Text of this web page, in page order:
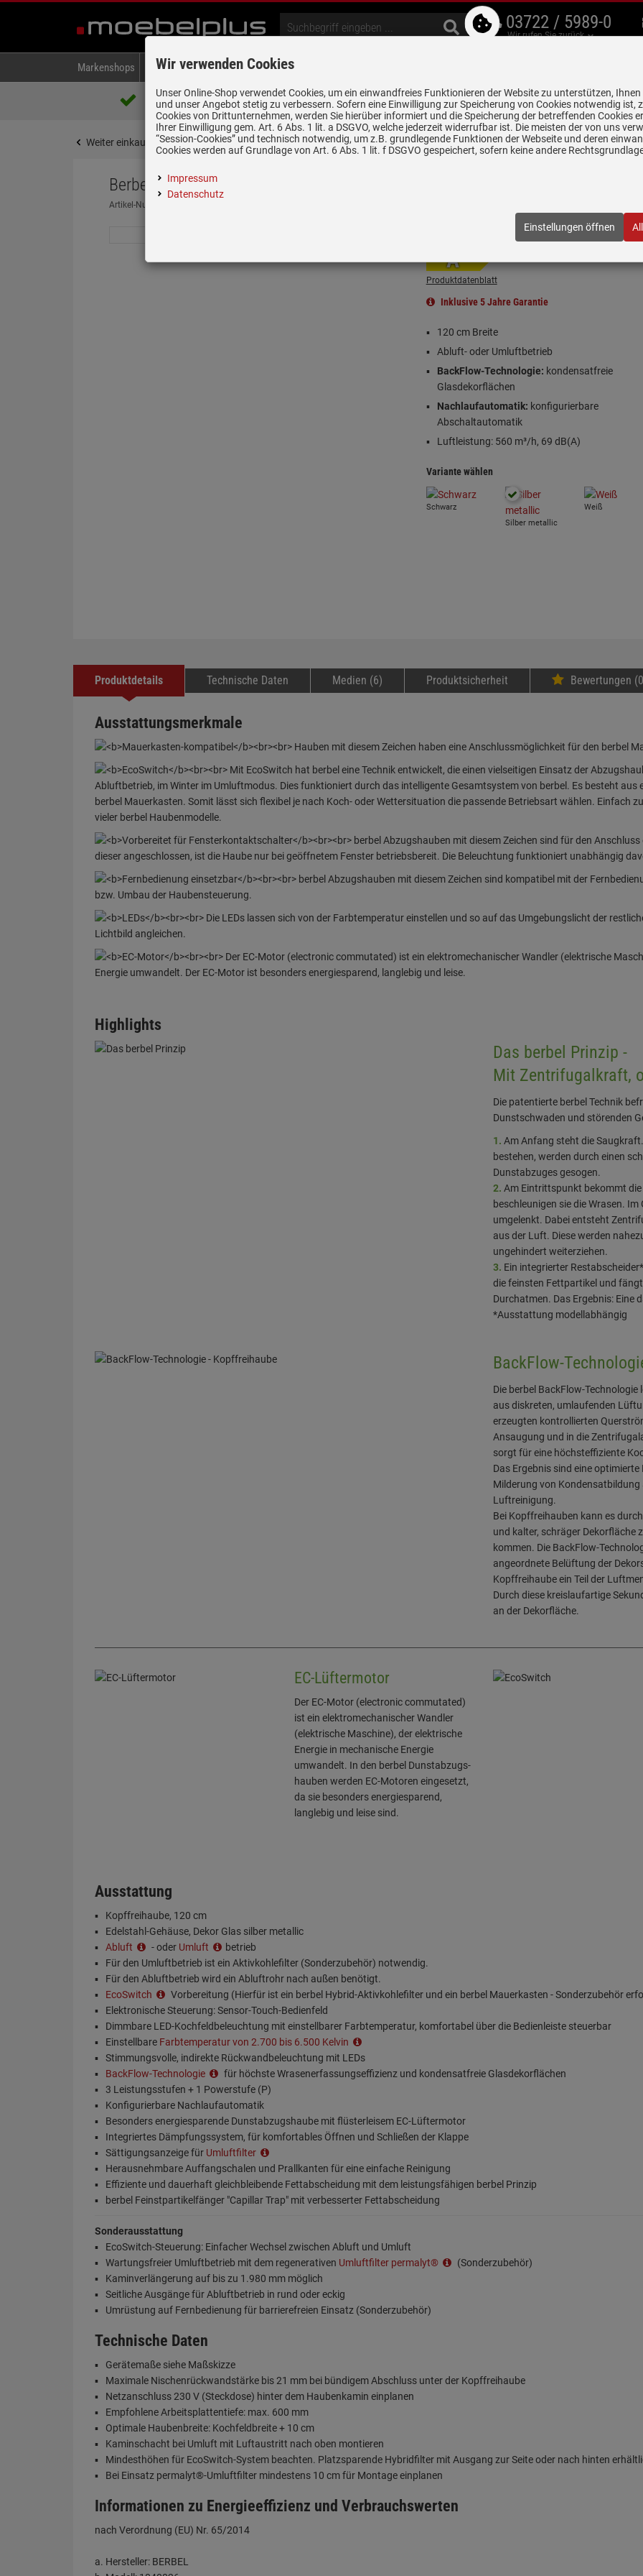
03722 / 5989-0
Wir rufen Sie zurück
Markenshops Backen & Kochen Kühlen & Gefrieren
Über 85.000 positive Bewertungen
auf eBay, Amazon und Trusted Shops
5 Jahre Garantie auf
alle gekennzeichneten Produkte
Weiter einkaufen Startseite Abzugshauben Kopffreihauben Berbel Ergoline 2 BKH 120 EG 2 Kopffreihaube 120 …
Berbel Ergoline 2 BKH 120 EG 2 Kopffreihaube 120 cm Silber metallic
Artikel-Nummer:
Einloggen und Bewertung schreiben
A
Produktdatenblatt
Inklusive 5 Jahre Garantie
120 cm Breite
Abluft- oder Umluftbetrieb
BackFlow-Technologie: kondensatfreie
Glasdekorflächen
Nachlaufautomatik: konfigurierbare
Abschaltautomatik
Luftleistung: 560 m³/h, 69 dB(A)
Variante wählen
Schwarz
Silber metallic
Weiß
Produktdetails Technische Daten Medien (6) Produktsicherheit Bewertungen
Ausstattungsmerkmale
Highlights
Das berbel Prinzip -
Mit Zentrifugalkraft,
Die patentierte berbel Technik
Dunstschwaden und störenden
1. Am Anfang steht die
bestehen, werden durch einen
Dunstabzuges gesogen.
2. Am Eintrittspunkt bekommt
beschleunigen sie die Wrasen.
umgelenkt. Dabei entsteht
aus der Luft. Diese werden
ungehindert weiterziehen.
3. Ein integrierter
die feinsten Fettpartikel und
Durchatmen. Das Ergebnis: Eine
*Ausstattung modellabhängig
BackFlow-
Die berbel BackFlow-
aus diskreten, umlaufenden
erzeugten kontrollierten
Ansaugung und in die
sorgt für eine höchsteffiziente
Das Ergebnis sind eine
Milderung von
Luftreinigung.
Bei Kopffreihauben kann es
und kalter, schräger Dekorfläche
kommen. Die BackFlow-
angeordnete Belüftung der
Kopffreihaube ein Teil der
Durch diese kreislaufartige
an der Dekorfläche.
EC-Lüftermotor
Der EC-Motor (electronic commutated)
ist ein elektromechanischer Wandler
(elektrische Maschine), der elektrische
Energie in mechanische Energie
umwandelt. In den berbel Dunstabzugs-
hauben werden EC-Motoren eingesetzt,
da sie besonders energiesparend,
langlebig und leise sind.
Ausstattung
Kopffreihaube, 120 cm
Edelstahl-Gehäuse, Dekor Glas silber metallic
Abluft
- oder Umluft
betrieb
Für den Umluftbetrieb ist ein Aktivkohlefilter (Sonderzubehör) notwendig.
Für den Abluftbetrieb wird ein Abluftrohr nach außen benötigt.
EcoSwitch
Vorbereitung (Hierfür ist ein berbel Hybrid-Aktivkohlefilter und ein berbel Mauerkasten - Sonderzubehör
Elektronische Steuerung: Sensor-Touch-Bedienfeld
Dimmbare LED-Kochfeldbeleuchtung mit einstellbarer Farbtemperatur, komfortabel über die Bedienleiste steuerbar
Einstellbare Farbtemperatur von 2.700 bis 6.500 Kelvin
Stimmungsvolle, indirekte Rückwandbeleuchtung mit LEDs
BackFlow-Technologie
für höchste Wrasenerfassungseffizienz und kondensatfreie Glasdekorflächen
3 Leistungsstufen + 1 Powerstufe (P)
Konfigurierbare Nachlaufautomatik
Besonders energiesparende Dunstabzugshaube mit flüsterleisem EC-Lüftermotor
Integriertes Dämpfungssystem, für komfortables Öffnen und Schließen der Klappe
Sättigungsanzeige für Umluftfilter
Herausnehmbare Auffangschalen und Prallkanten für eine einfache Reinigung
Effiziente und dauerhaft gleichbleibende Fettabscheidung mit dem leistungsfähigen berbel Prinzip
berbel Feinstpartikelfänger "Capillar Trap" mit verbesserter Fettabscheidung
Sonderausstattung
EcoSwitch-Steuerung: Einfacher Wechsel zwischen Abluft und Umluft
Wartungsfreier Umluftbetrieb mit dem regenerativen Umluftfilter permalyt®
(Sonderzubehör)
Kaminverlängerung auf bis zu 1.980 mm möglich
Seitliche Ausgänge für Abluftbetrieb in rund oder eckig
Umrüstung auf Fernbedienung für barrierefreien Einsatz (Sonderzubehör)
Technische Daten
Gerätemaße siehe Maßskizze
Maximale Nischenrückwandstärke bis 21 mm bei bündigem Abschluss unter der Kopffreihaube
Netzanschluss 230 V (Steckdose) hinter dem Haubenkamin einplanen
Empfohlene Arbeitsplattentiefe: max. 600 mm
Optimale Haubenbreite: Kochfeldbreite + 10 cm
Kaminschacht bei Umluft mit Luftaustritt nach oben montieren
Mindesthöhen für EcoSwitch-System beachten. Platzsparende Hybridfilter mit Ausgang zur Seite oder nach hinten
Bei Einsatz permalyt®-Umluftfilter mindestens 10 cm für Montage einplanen
Informationen zu Energieeffizienz und Verbrauchswerten
nach Verordnung (EU) Nr. 65/2014
Hersteller: BERBEL
Wir verwenden Cookies
Unser Online-Shop verwendet Cookies, um ein einwandfreies Funktionieren der Website zu unterstützen,
und unser Angebot stetig zu verbessern. Sofern eine Einwilligung zur Speicherung von Cookies notwendig ist,
Cookies von Drittunternehmen, werden Sie hierüber informiert und die Speicherung der betreffenden Cookies
Ihrer Einwilligung gem. Art. 6 Abs. 1 lit. a DSGVO, welche jederzeit widerrufbar ist. Die meisten der von uns
“Session-Cookies” und technisch notwendig, um z.B. grundlegende Funktionen der Webseite und deren
Cookies werden auf Grundlage von Art. 6 Abs. 1 lit. f DSGVO gespeichert, sofern keine andere
Impressum
Datenschutz
Einstellungen öffnen